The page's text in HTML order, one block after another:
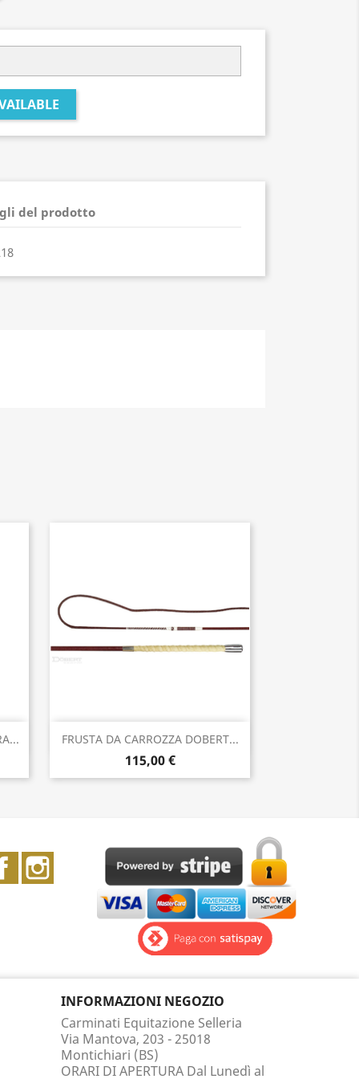
del prodotto
FRUSTA DA CARROZZA DOBERT...
115,00 €
Anteprima
Facebook
INFORMAZIONI NEGOZIO
Carminati Equitazione Selleria
Via Mantova, 203 - 25018
Montichiari (BS)
ORARI DI APERTURA Dal Lunedì al